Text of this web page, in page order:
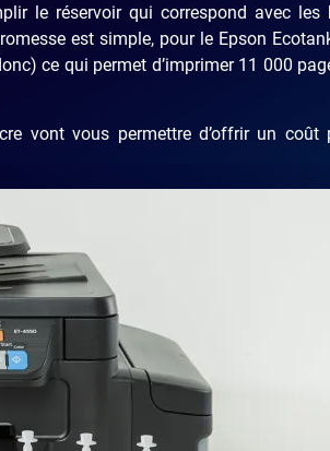
le réservoir qui correspond avec les
est simple, pour le Epson
ce qui permet d’imprimer 11 000
vont vous permettre d’offrir un coût